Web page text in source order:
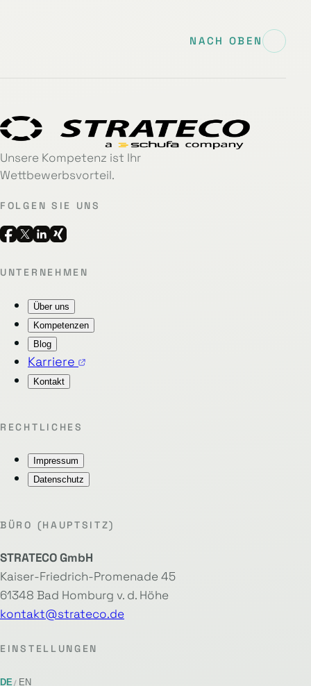
NACH OBEN
Unsere Kompetenz ist Ihr
Wettbewerbsvorteil.
FOLGEN SIE UNS
UNTERNEHMEN
Über uns
Kompetenzen
Blog
Karriere
Kontakt
RECHTLICHES
Impressum
Datenschutz
BÜRO (HAUPTSITZ)
STRATECO GmbH
Kaiser-Friedrich-Promenade 45
61348 Bad Homburg v. d. Höhe
kontakt@strateco.de
EINSTELLUNGEN
DE EN